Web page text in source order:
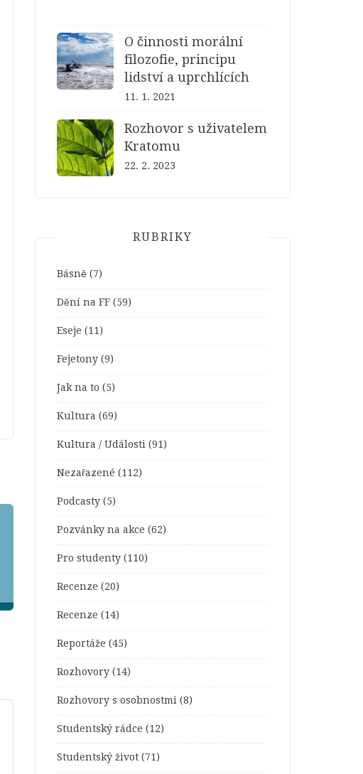
O činnosti morální
filozofie, principu
lidství a uprchlících
11. 1. 2021
Rozhovor s uživatelem
Kratomu
22. 2. 2023
RUBRIKY
Básně (7)
Dění na FF (59)
Eseje (11)
Fejetony (9)
Jak na to (5)
Kultura (69)
Kultura / Události (91)
Nezařazené (112)
Podcasty (5)
Pozvánky na akce (62)
Pro studenty (110)
Recenze (20)
Recenze (14)
Reportáže (45)
Rozhovory (14)
Rozhovory s osobnostmi (8)
Studentský rádce (12)
Studentský život (71)